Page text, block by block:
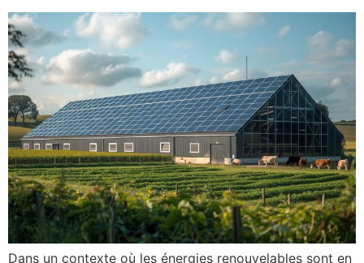
Dans un contexte où les énergies renouvelables sont en